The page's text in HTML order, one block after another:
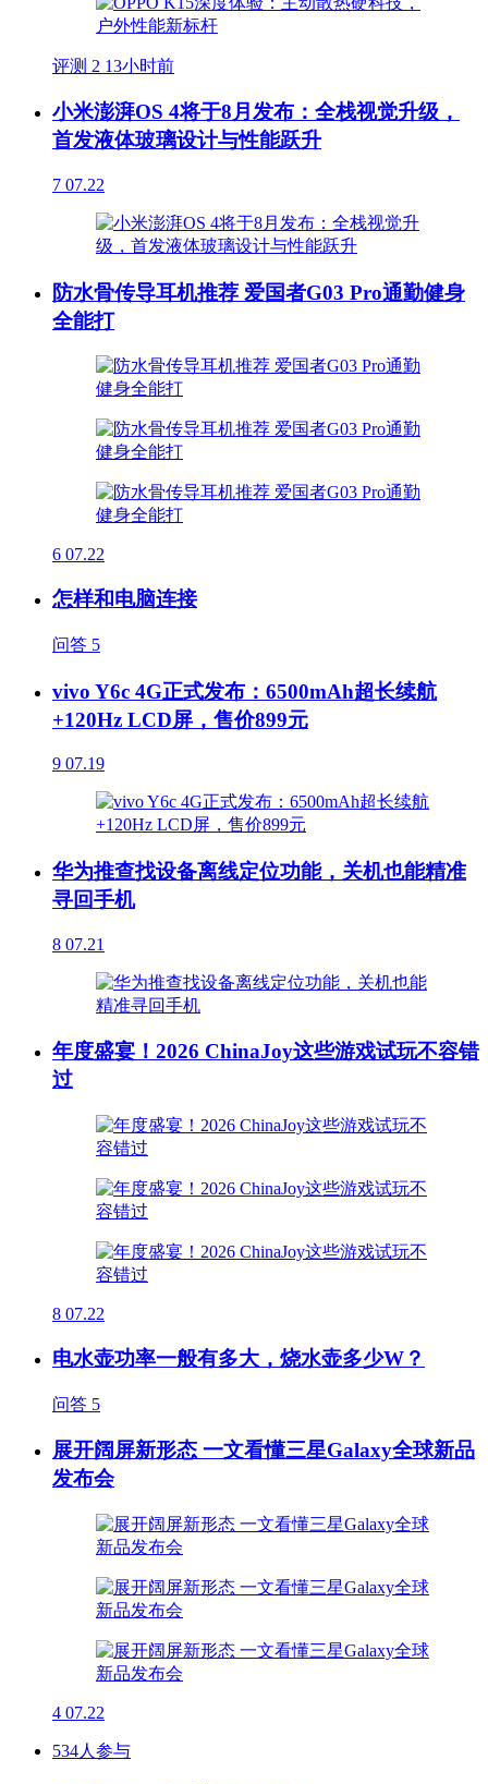
评测 2 13小时前
小米澎湃OS 4将于8月发布：全栈视觉升级，
首发液体玻璃设计与性能跃升
7 07.22
防水骨传导耳机推荐 爱国者G03 Pro通勤健身
全能打
6 07.22
怎样和电脑连接
问答 5
vivo Y6c 4G正式发布：6500mAh超长续航
+120Hz LCD屏，售价899元
9 07.19
华为推查找设备离线定位功能，关机也能精准
寻回手机
8 07.21
年度盛宴！2026 ChinaJoy这些游戏试玩不容错
过
8 07.22
电水壶功率一般有多大，烧水壶多少W？
问答 5
展开阔屏新形态 一文看懂三星Galaxy全球新品
发布会
4 07.22
534人参与